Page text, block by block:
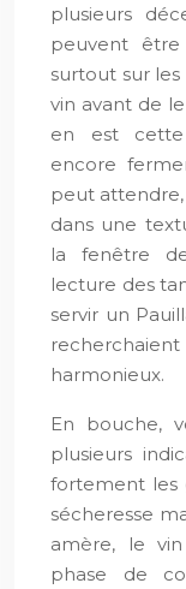
plusieurs
peuvent être
surtout sur
vin avant de
en est
encore
peut
dans une
la fenêtre
lecture des
servir un
harmonieux.
En bouche,
plusieurs
fortement les
sécheresse
amère, le
phase de